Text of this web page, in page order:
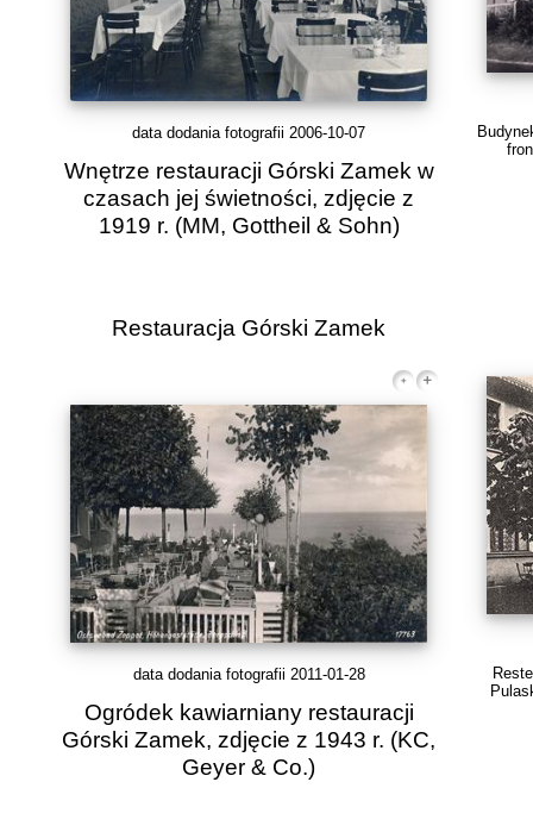
data dodania fotografii 2006-10-07
Wnętrze restauracji Górski Zamek w
czasach jej świetności, zdjęcie z
1919 r. (MM, Gottheil & Sohn)
Restauracja Górski Zamek
data dodania fotografii 2011-01-28
Ogródek kawiarniany restauracji
Górski Zamek, zdjęcie z 1943 r. (KC,
Geyer & Co.)